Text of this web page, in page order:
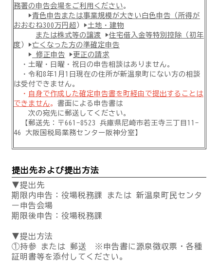
務署の申告会場をご利用ください。
▶青色申告または事業規模が大きい白色申告（所得が
おおむね300万円超 ）▶土地・ 建物
ま たは株式等の譲渡 ▶住宅借入金等特別控除（初年
度 ）▶亡くなった方の準確定申告
▶ 修正申告 ▶ 更正の請求
・土曜・日曜・祝日の申告相談はありません。
・令和8年1月1日現在の住所が新温泉町にない方の相談
は受付できません。
・ 自身で作成した確定申告書を町経由で提出することは
できません。 書面による申告書は
次の宛先に郵送してください。
【郵送先：〒661-8523 兵庫県尼崎市若王寺三丁目11-
46 大阪国税局業務センター阪神分室】
提出先および提出方法
▼提出先
期限内申告：役場税務課 または 新温泉町民センタ
ー申告会場
期限後申告：役場税務課
▼提出方法
①持参 または 郵送 ※申告書に源泉徴収票・各種
証明書等を添付してください。